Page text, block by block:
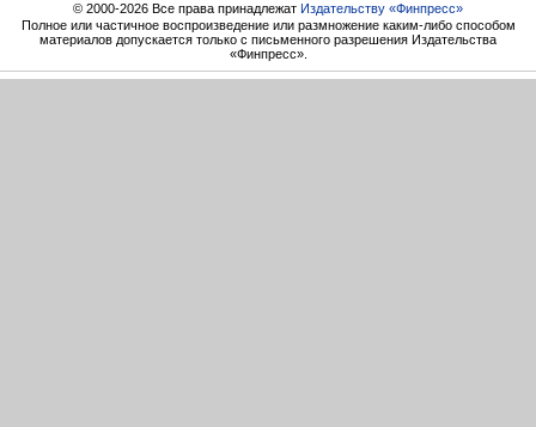
© 2000-2026 Все права принадлежат Издательству «Финпресс»
Полное или частичное воспроизведение или размножение каким-либо способом
материалов допускается только с письменного разрешения Издательства
«Финпресс».